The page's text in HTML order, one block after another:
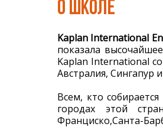
О ШКОЛЕ
Kaplan International
показала
Kaplan International
Австралия, Сингапур
Всем, кто
городах этой
Франциско,Санта-